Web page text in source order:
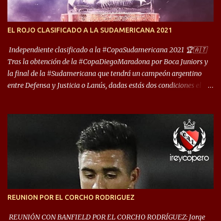
foco de atención es la convivencia Independiente - Racing. “No
deporte”, afirmó Facundo Moyano. “Creo que Avellaneda...
EL ROJO CLASIFICADO A LA SUDAMERICANA 2021
Independiente clasificado a la #CopaSudamericana 2021 🏆🇦🇹
Tras la obtención de la #CopaDiegoMaradona por Boca Juniors y
la final de la #Sudamericana que tendrá un campeón argentino
entre Defensa y Justicia o Lanús, dadas estás dos condiciones el
que iniciará en fase de grupos con 6 partidos, de los cuales sólo los
primeros de cada grupo jugarán los 8vos. con los 3ros. mejores de
las fases de grupos de la #CopaLibertadores 2021. ¡Este año hay
noche de Copas Rey! ⚽🇦🇹👑🏆.
REUNION POR EL CORCHO RODRIGUEZ
REUNIÓN CON BANFIELD POR EL CORCHO RODRÍGUEZ: Jorge